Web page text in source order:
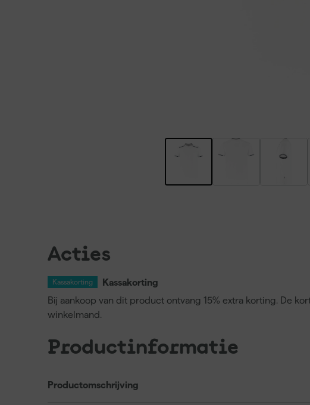
Acties
Kassakorting
Kassakorting
Bij aankoop van dit product ontvang 15% extra korting. De
winkelmand.
Productinformatie
Productomschrijving